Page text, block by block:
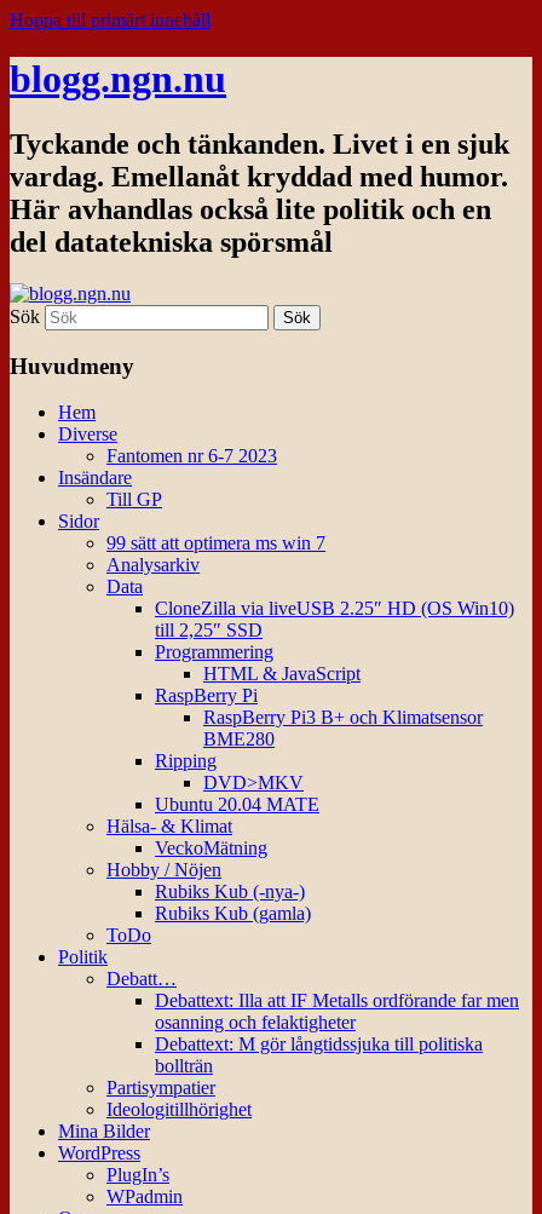
Hoppa till primärt innehåll
blogg.ngn.nu
Tyckande och tänkanden. Livet i en sjuk
vardag. Emellanåt kryddad med humor.
Här avhandlas också lite politik och en
del datatekniska spörsmål
Sök
Huvudmeny
Hem
Diverse
Fantomen nr 6-7 2023
Insändare
Till GP
Sidor
99 sätt att optimera ms win 7
Analysarkiv
Data
CloneZilla via liveUSB 2.25″ HD (OS Win10)
till 2,25″ SSD
Programmering
HTML & JavaScript
RaspBerry Pi
RaspBerry Pi3 B+ och Klimatsensor
BME280
Ripping
DVD>MKV
Ubuntu 20.04 MATE
Hälsa- & Klimat
VeckoMätning
Hobby / Nöjen
Rubiks Kub (-nya-)
Rubiks Kub (gamla)
ToDo
Politik
Debatt…
Debattext: Illa att IF Metalls ordförande far men
osanning och felaktigheter
Debattext: M gör långtidssjuka till politiska
bollträn
Partisympatier
Ideologitillhörighet
Mina Bilder
WordPress
PlugIn’s
WPadmin